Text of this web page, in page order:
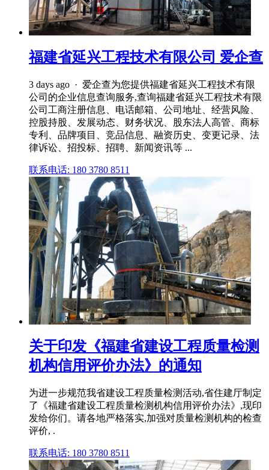
福建省延兴工程技术有限公司 爱企查
3 days ago · 爱企查为您提供福建省延兴工程技术有限
公司的企业信息查询服务,查询福建省延兴工程技术有限
公司工商注册信息、电话邮箱、公司地址、经营风险、
控股持股、发展动态、财务状况、股东法人高管、商标
专利、品牌项目、竞品信息、融资历史、变更记录、法
律诉讼、招投标、招聘、新闻资讯等 ...
联系电话: 180 3780 8511
关于印发《福建省建设工程质量检测
机构信用评价办法》的通知
为进一步规范我省建设工程质量检测活动,省住建厅制定
了《福建省建设工程质量检测机构信用评价办法》,现印
发给你们。请各地严格落实,加强对质量检测机构的检查
评价, .
联系电话: 180 3780 8511